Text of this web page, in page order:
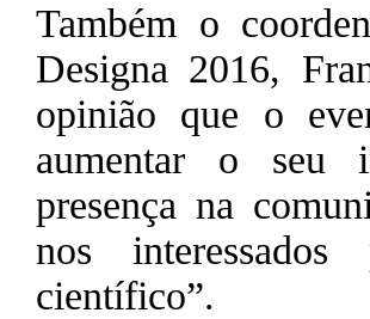
Também o
Designa 2016,
opinião que o
aumentar o seu
presença na
nos
científico”.